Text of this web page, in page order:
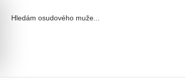
Hledám osudového muže...